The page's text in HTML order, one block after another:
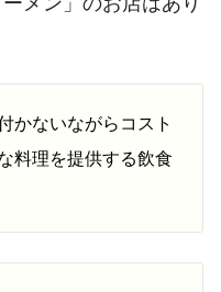
かないながらコスト
料理を提供する飲食